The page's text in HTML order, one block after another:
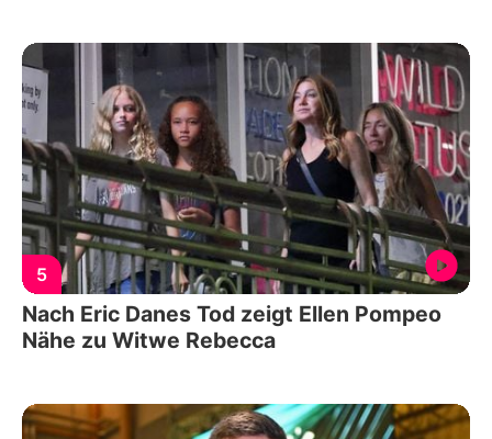
5
Nach Eric Danes Tod zeigt Ellen Pompeo
Nähe zu Witwe Rebecca